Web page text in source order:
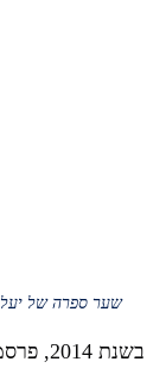
שער ספרה של יעל
בשנת